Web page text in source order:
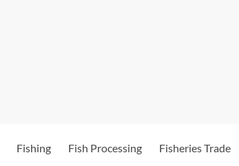
Fishing Fish Processing Fisheries Trade